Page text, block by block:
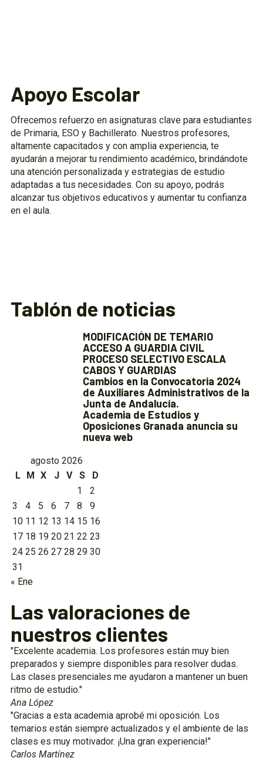
Apoyo Escolar
Ofrecemos refuerzo en asignaturas clave para estudiantes
de Primaria, ESO y Bachillerato. Nuestros profesores,
altamente capacitados y con amplia experiencia, te
ayudarán a mejorar tu rendimiento académico, brindándote
una atención personalizada y estrategias de estudio
adaptadas a tus necesidades. Con su apoyo, podrás
alcanzar tus objetivos educativos y aumentar tu confianza
en el aula.
Tablón de noticias
MODIFICACIÓN DE TEMARIO
ACCESO A GUARDIA CIVIL
PROCESO SELECTIVO ESCALA
CABOS Y GUARDIAS
Cambios en la Convocatoria 2024
de Auxiliares Administrativos de la
Junta de Andalucía.
Academia de Estudios y
Oposiciones Granada anuncia su
nueva web
agosto 2026
L
M X J V S
D
1
2
3
4 5 6 7 8
9
10 11 12 13 14 15 16
17 18 19 20 21 22 23
24 25 26 27 28 29 30
31
« Ene
Las valoraciones de
nuestros clientes
"Excelente academia. Los profesores están muy bien
preparados y siempre disponibles para resolver dudas.
Las clases presenciales me ayudaron a mantener un buen
ritmo de estudio."
Ana López
"Gracias a esta academia aprobé mi oposición. Los
temarios están siempre actualizados y el ambiente de las
clases es muy motivador. ¡Una gran experiencia!"
Carlos Martínez